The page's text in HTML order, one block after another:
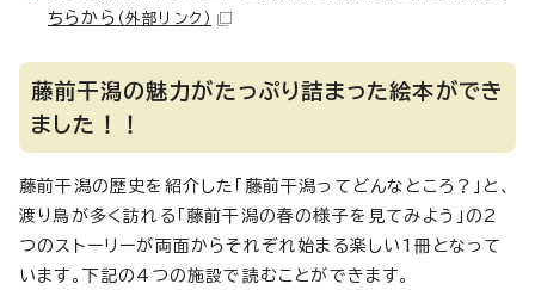
ちらから （外部リンク）
藤前干潟の魅力がたっぷり詰まった絵本ができ
ました！！
藤前干潟の歴史を紹介した「藤前干潟ってどんなところ？」と、
渡り鳥が多く訪れる「藤前干潟の春の様子を見てみよう」の2
つのストーリーが両面からそれぞれ始まる楽しい1冊となって
います。下記の4つの施設で読むことができます。